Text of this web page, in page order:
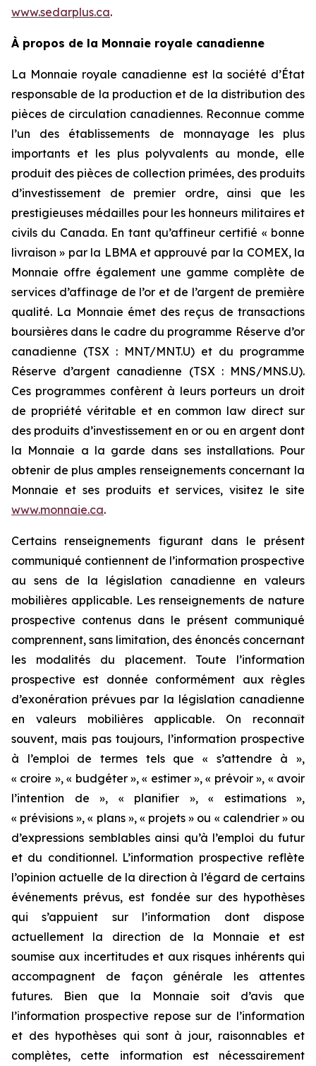
www.sedarplus.ca.
À propos de la Monnaie royale canadienne
La Monnaie royale canadienne est la société d’État
responsable de la production et de la distribution des
pièces de circulation canadiennes. Reconnue comme
l’un des établissements de monnayage les plus
importants et les plus polyvalents au monde, elle
produit des pièces de collection primées, des produits
d’investissement de premier ordre, ainsi que les
prestigieuses médailles pour les honneurs militaires et
civils du Canada. En tant qu’affineur certifié « bonne
livraison » par la LBMA et approuvé par la COMEX, la
Monnaie offre également une gamme complète de
services d’affinage de l’or et de l’argent de première
qualité. La Monnaie émet des reçus de transactions
boursières dans le cadre du programme Réserve d’or
canadienne (TSX : MNT/MNT.U) et du programme
Réserve d’argent canadienne (TSX : MNS/MNS.U).
Ces programmes confèrent à leurs porteurs un droit
de propriété véritable et en common law direct sur
des produits d’investissement en or ou en argent dont
la Monnaie a la garde dans ses installations. Pour
obtenir de plus amples renseignements concernant la
Monnaie et ses produits et services, visitez le site
www.monnaie.ca.
Certains renseignements figurant dans le présent
communiqué contiennent de l’information prospective
au sens de la législation canadienne en valeurs
mobilières applicable. Les renseignements de nature
prospective contenus dans le présent communiqué
comprennent, sans limitation, des énoncés concernant
les modalités du placement. Toute l’information
prospective est donnée conformément aux règles
d’exonération prévues par la législation canadienne
en valeurs mobilières applicable. On reconnaît
souvent, mais pas toujours, l’information prospective
à l’emploi de termes tels que « s’attendre à »,
« croire », « budgéter », « estimer », « prévoir », « avoir
l’intention de », « planifier », « estimations »,
« prévisions », « plans », « projets » ou « calendrier » ou
d’expressions semblables ainsi qu’à l’emploi du futur
et du conditionnel. L’information prospective reflète
l’opinion actuelle de la direction à l’égard de certains
événements prévus, est fondée sur des hypothèses
qui s’appuient sur l’information dont dispose
actuellement la direction de la Monnaie et est
soumise aux incertitudes et aux risques inhérents qui
accompagnent de façon générale les attentes
futures. Bien que la Monnaie soit d’avis que
l’information prospective repose sur de l’information
et des hypothèses qui sont à jour, raisonnables et
complètes, cette information est nécessairement